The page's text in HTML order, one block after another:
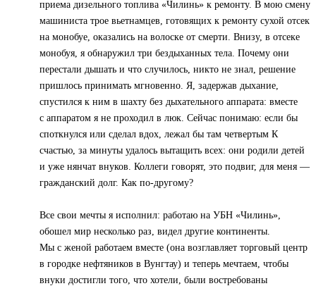
приема дизельного топлива «Чилинь» к ремонту. В мою смену
машиниста трое вьетнамцев, готовящих к ремонту сухой отсек
на монобуе, оказались на волоске от смерти. Внизу, в отсеке
монобуя, я обнаружил три бездыханных тела. Почему они
перестали дышать и что случилось, никто не знал, решение
пришлось принимать мгновенно. Я, задержав дыхание,
спустился к ним в шахту без дыхательного аппарата: вместе
с аппаратом я не проходил в люк. Сейчас понимаю: если бы
споткнулся или сделал вдох, лежал бы там четвертым К
счастью, за минуты удалось вытащить всех: они родили детей
и уже нянчат внуков. Коллеги говорят, это подвиг, для меня —
гражданский долг. Как по-другому?
Все свои мечты я исполнил: работаю на УБН «Чилинь»,
обошел мир несколько раз, видел другие континенты.
Мы с женой работаем вместе (она возглавляет торговый центр
в городке нефтяников в Вунгтау) и теперь мечтаем, чтобы
внуки достигли того, что хотели, были востребованы